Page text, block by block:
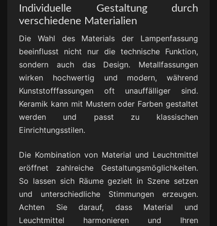
Individuelle Gestaltung durch
verschiedene Materialien
Die Wahl des Materials der Lampenfassung
beeinflusst nicht nur die technische Funktion,
sondern auch das Design. Metallfassungen
wirken hochwertig und modern, während
Kunststofffassungen oft unauffälliger sind.
Keramik kann mit Mustern oder Farben gestaltet
werden und passt zu klassischen
Einrichtungsstilen.
Die Kombination von Material und Leuchtmittel
eröffnet zahlreiche Gestaltungsmöglichkeiten.
So lassen sich Räume gezielt in Szene setzen
und unterschiedliche Stimmungen erzeugen.
Achten Sie darauf, dass Material und
Leuchtmittel harmonieren und Ihren